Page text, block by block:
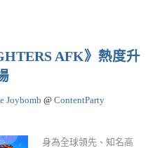
AFK》熱度升
Joybomb @ ContentParty
身為全球領先、知名高